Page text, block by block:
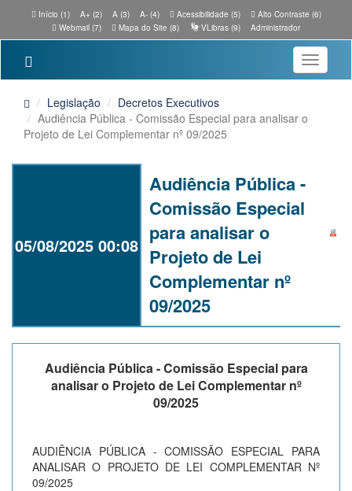
Início (1) A+ (2) A (3) A- (4) Acessibilidade (5)
Alto Contraste (6)
Webmail (7)
Mapa do Site (8) VLibras (9) Administrador
Toggle
Legislação
Decretos Executivos
Audiência Pública - Comissão Especial para analisar o
Projeto de Lei Complementar nº 09/2025
05/08/2025 00:08
Audiência Pública -
Comissão Especial
para analisar o
Projeto de Lei
Complementar nº
09/2025
Audiência Pública - Comissão Especial para
analisar o Projeto de Lei Complementar nº
09/2025
AUDIÊNCIA PÚBLICA - COMISSÃO ESPECIAL PARA
ANALISAR O PROJETO DE LEI COMPLEMENTAR Nº
09/2025